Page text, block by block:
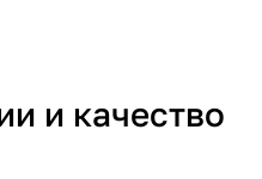
и качество